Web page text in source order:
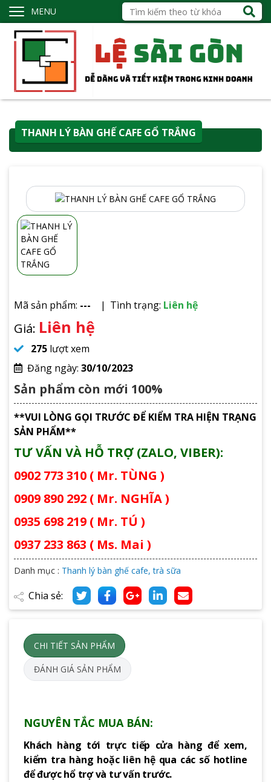
MENU
THANH LÝ BÀN GHẾ CAFE GỔ TRẮNG
Mã sản phẩm: --- Tình trạng: Liên hệ
Giá: Liên hệ
275 lượt xem
Đăng ngày: 30/10/2023
Sản phẩm còn mới 100%
**VUI LÒNG GỌI TRƯỚC ĐỂ KIỂM TRA HIỆN TRẠNG
SẢN PHẨM**
TƯ VẤN VÀ HỖ TRỢ (ZALO, VIBER):
0902 773 310 ( Mr. TÙNG )
0909 890 292 ( Mr. NGHĨA )
0935 698 219 ( Mr. TÚ )
0937 233 863 ( Ms. Mai )
Danh mục : Thanh lý bàn ghế cafe, trà sữa
Chia sẻ:
CHI TIẾT SẢN PHẨM
ĐÁNH GIÁ SẢN PHẨM
NGUYÊN TẮC MUA BÁN:
Khách hàng tới trực tiếp cửa hàng để xem,
kiểm tra hàng hoặc liên hệ qua các số hotline
để được hổ trợ và tư vấn trước.